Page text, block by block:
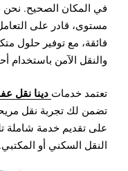
في المكان الصحيح.
مستوى، قادر على
فائقة، مع توفير حلول
والنقل الآمن باستخدام
تعتمد خدمات دينا نقل
تضمن لك تجربة نقل
على تقديم خدمة شاملة
النقل السكني أو المكتبي.